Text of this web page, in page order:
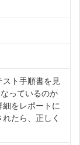
スト手順書を見
っているのか
をレポートに
たら、正しく